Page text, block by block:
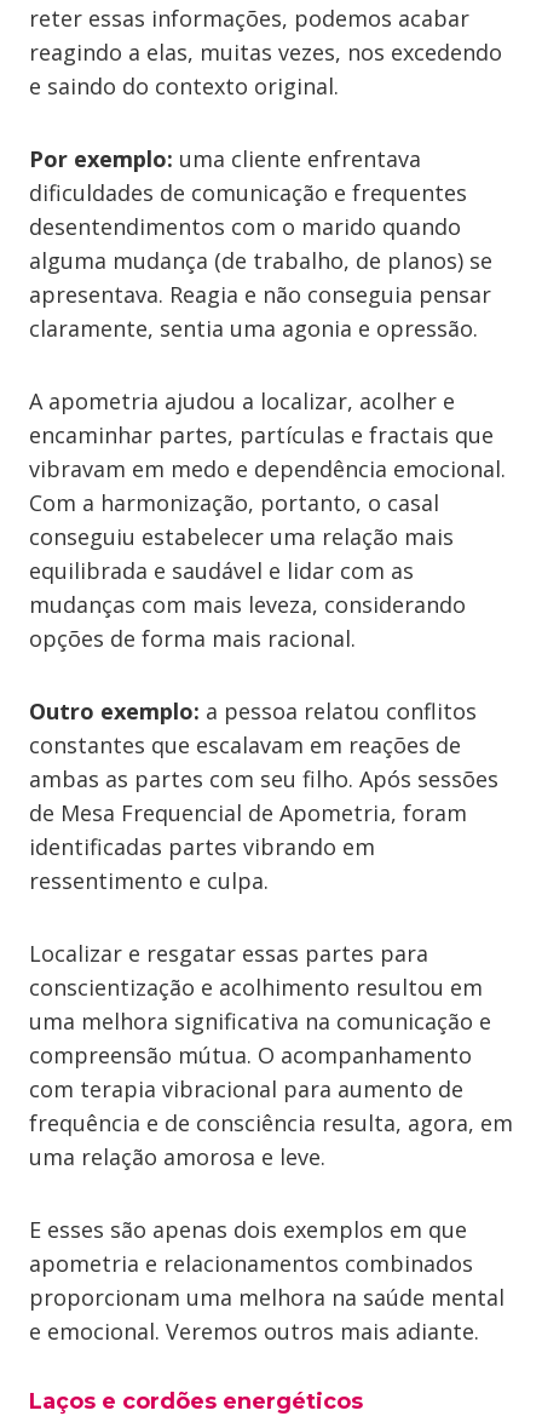
reter essas informações, podemos acabar
reagindo a elas, muitas vezes, nos excedendo
e saindo do contexto original.
Por exemplo: uma cliente enfrentava
dificuldades de comunicação e frequentes
desentendimentos com o marido quando
alguma mudança (de trabalho, de planos) se
apresentava. Reagia e não conseguia pensar
claramente, sentia uma agonia e opressão.
A apometria ajudou a localizar, acolher e
encaminhar partes, partículas e fractais que
vibravam em medo e dependência emocional.
Com a harmonização, portanto, o casal
conseguiu estabelecer uma relação mais
equilibrada e saudável e lidar com as
mudanças com mais leveza, considerando
opções de forma mais racional.
Outro exemplo: a pessoa relatou conflitos
constantes que escalavam em reações de
ambas as partes com seu filho. Após sessões
de Mesa Frequencial de Apometria, foram
identificadas partes vibrando em
ressentimento e culpa.
Localizar e resgatar essas partes para
conscientização e acolhimento resultou em
uma melhora significativa na comunicação e
compreensão mútua. O acompanhamento
com terapia vibracional para aumento de
frequência e de consciência resulta, agora, em
uma relação amorosa e leve.
E esses são apenas dois exemplos em que
apometria e relacionamentos combinados
proporcionam uma melhora na saúde mental
e emocional. Veremos outros mais adiante.
Laços e cordões energéticos